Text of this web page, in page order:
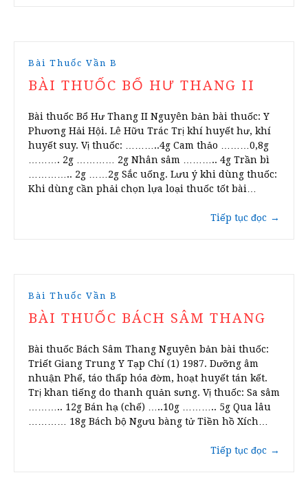
Bài Thuốc Vần B
BÀI THUỐC BỔ HƯ THANG II
Bài thuốc Bổ Hư Thang II Nguyên bản bài thuốc: Y
Phương Hải Hội. Lê Hữu Trác Trị khí huyết hư, khí
huyết suy. Vị thuốc: ………..4g Cam thảo ………0,8g
………. 2g ………… 2g Nhân sâm ……….. 4g Trần bì
………….. 2g ……2g Sắc uống. Lưu ý khi dùng thuốc:
Khi dùng cần phải chọn lựa loại thuốc tốt bài…
Tiếp tục đọc →
Bài Thuốc Vần B
BÀI THUỐC BÁCH SÂM THANG
Bài thuốc Bách Sâm Thang Nguyên bản bài thuốc:
Triết Giang Trung Y Tạp Chí (1) 1987. Dưỡng âm
nhuận Phế, táo thấp hóa đờm, hoạt huyết tán kết.
Trị khan tiếng do thanh quản sưng. Vị thuốc: Sa sâm
……….. 12g Bán hạ (chế) …..10g ……….. 5g Qua lâu
………… 18g Bách bộ Ngưu bàng tử Tiền hồ Xích…
Tiếp tục đọc →